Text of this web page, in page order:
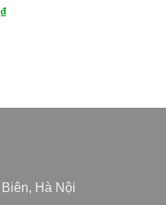
₫
Hà Nội